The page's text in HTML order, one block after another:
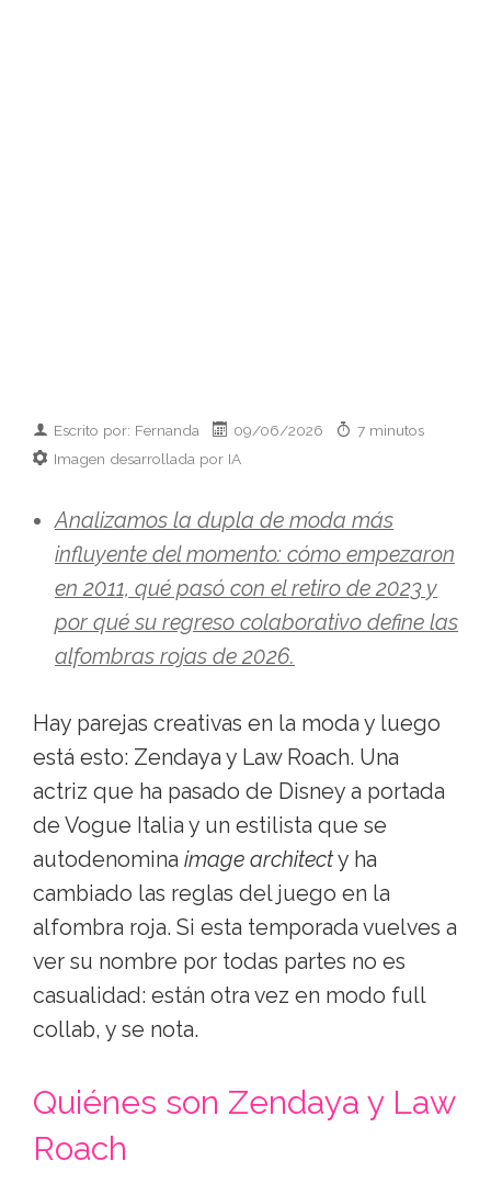
Escrito por: Fernanda 09/06/2026
7 minutos
Imagen desarrollada por IA
Analizamos la dupla de moda más
influyente del momento: cómo empezaron
en 2011, qué pasó con el retiro de 2023 y
por qué su regreso colaborativo define las
alfombras rojas de 2026.
Hay parejas creativas en la moda y luego
está esto: Zendaya y Law Roach. Una
actriz que ha pasado de Disney a portada
de Vogue Italia y un estilista que se
autodenomina image architecty ha
cambiado las reglas del juego en la
alfombra roja. Si esta temporada vuelves a
ver su nombre por todas partes no es
casualidad: están otra vez en modo full
collab, y se nota.
Quiénes son Zendaya y Law
Roach